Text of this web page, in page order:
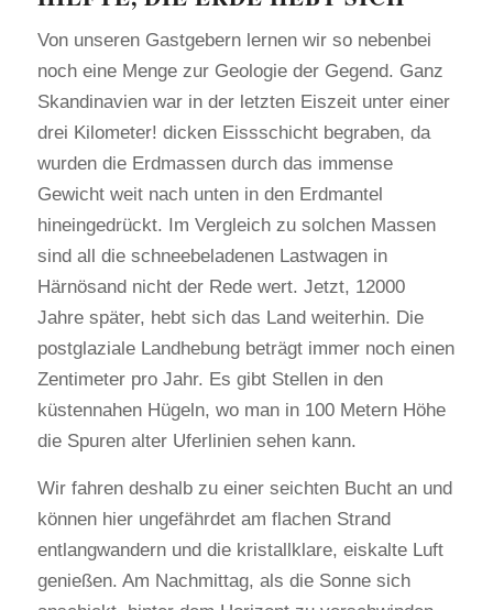
Von unseren Gastgebern lernen wir so nebenbei
noch eine Menge zur Geologie der Gegend. Ganz
Skandinavien war in der letzten Eiszeit unter einer
drei Kilometer! dicken Eissschicht begraben, da
wurden die Erdmassen durch das immense
Gewicht weit nach unten in den Erdmantel
hineingedrückt. Im Vergleich zu solchen Massen
sind all die schneebeladenen Lastwagen in
Härnösand nicht der Rede wert. Jetzt, 12000
Jahre später, hebt sich das Land weiterhin. Die
postglaziale Landhebung beträgt immer noch einen
Zentimeter pro Jahr. Es gibt Stellen in den
küstennahen Hügeln, wo man in 100 Metern Höhe
die Spuren alter Uferlinien sehen kann.
Wir fahren deshalb zu einer seichten Bucht an und
können hier ungefährdet am flachen Strand
entlangwandern und die kristallklare, eiskalte Luft
genießen. Am Nachmittag, als die Sonne sich